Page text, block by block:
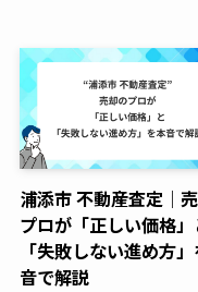
浦添市 不動産査定｜
プロが「正しい価格」
「失敗しない進め方
音で解説